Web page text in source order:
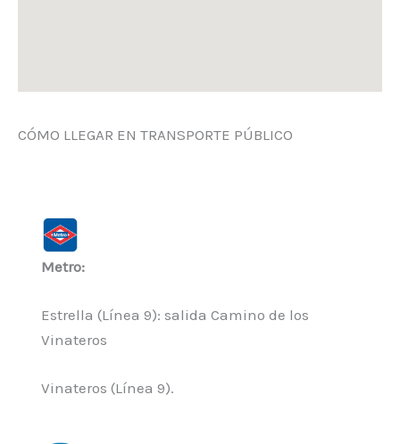
CÓMO LLEGAR EN TRANSPORTE PÚBLICO
Metro:
Estrella (Línea 9): salida Camino de los
Vinateros
Vinateros (Línea 9).